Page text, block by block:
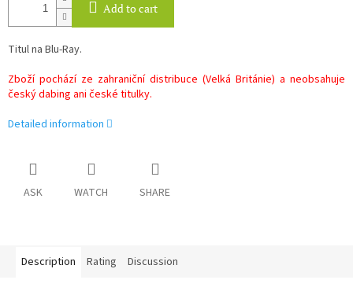
Add to cart
Titul na Blu-Ray.
Zboží pochází ze zahraniční distribuce (Velká Británie) a neobsahuje
český dabing ani české titulky.
Detailed information
ASK WATCH SHARE
Description Rating Discussion